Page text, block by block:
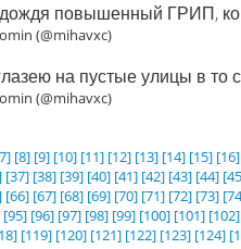
повышенный ГРИП,
(@mihavxc)
на пустые улицы в
(@mihavxc)
[8] [9] [10] [11] [12] [13] [14] [15] [16]
[37] [38] [39] [40] [41] [42] [43] [44]
[66] [67] [68] [69] [70] [71] [72] [73]
[95] [96] [97] [98] [99] [100] [101] [102]
[119] [120] [121] [122] [123] [124]